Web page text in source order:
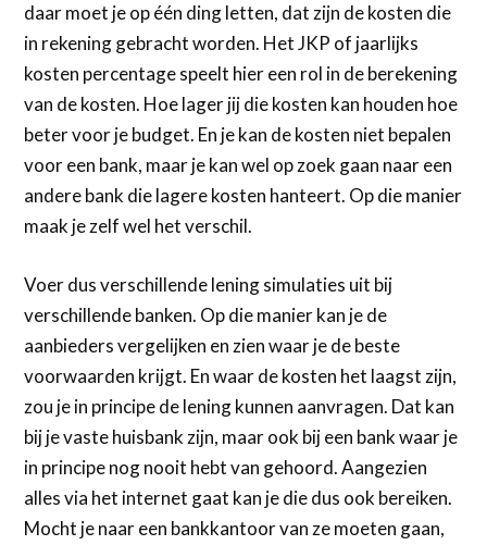
daar moet je op één ding letten, dat zijn de kosten die
in rekening gebracht worden. Het JKP of jaarlijks
kosten percentage speelt hier een rol in de berekening
van de kosten. Hoe lager jij die kosten kan houden hoe
beter voor je budget. En je kan de kosten niet bepalen
voor een bank, maar je kan wel op zoek gaan naar een
andere bank die lagere kosten hanteert. Op die manier
maak je zelf wel het verschil.
Voer dus verschillende lening simulaties uit bij
verschillende banken. Op die manier kan je de
aanbieders vergelijken en zien waar je de beste
voorwaarden krijgt. En waar de kosten het laagst zijn,
zou je in principe de lening kunnen aanvragen. Dat kan
bij je vaste huisbank zijn, maar ook bij een bank waar je
in principe nog nooit hebt van gehoord. Aangezien
alles via het internet gaat kan je die dus ook bereiken.
Mocht je naar een bankkantoor van ze moeten gaan,